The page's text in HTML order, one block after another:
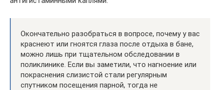
Окончательно разобраться в вопросе, почему у вас
краснеют или гноятся глаза после отдыха в бане,
можно лишь при тщательном обследовании в
поликлинике. Если вы заметили, что нагноение или
покраснения слизистой стали регулярным
спутником посещения парной, тогда не